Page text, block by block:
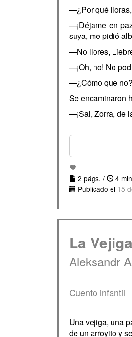
—¿Por qué
—¡Déjame en
suya, me pidió
—No llores,
—¡Oh, no! No
—¿Cómo que
Se encaminaron
—¡Sal, Zorra, de
2 págs. / 4
Publicado el 15
La
Aleksandr
Cuento infantil
Una vejiga, una
de un arroyito y